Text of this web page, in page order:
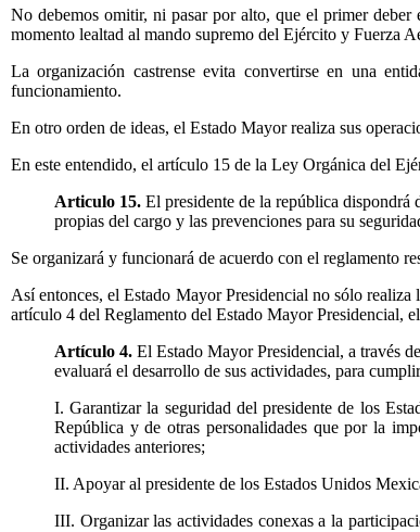
No debemos omitir, ni pasar por alto, que el primer deber
momento lealtad al mando supremo del Ejército y Fuerza
La organización castrense evita convertirse en una
funcionamiento.
En otro orden de ideas, el Estado Mayor realiza sus
En este entendido, el artículo 15 de la Ley Orgánica del
Articulo 15. El presidente de la república
propias del cargo y las prevenciones para su
Se organizará y funcionará de acuerdo con el reglamento
Así entonces, el Estado Mayor Presidencial no sólo realiza
artículo 4 del Reglamento del Estado Mayor Presidencial,
Artículo 4. El Estado Mayor Presidencial, a través
evaluará el desarrollo de sus actividades, para
I. Garantizar la seguridad del presidente de los
República y de otras personalidades que por la
actividades anteriores;
II. Apoyar al presidente de los Estados Unidos
III. Organizar las actividades conexas a la